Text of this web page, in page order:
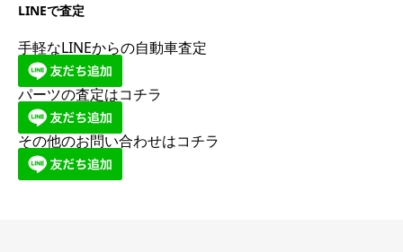
LINEで査定
手軽なLINEからの自動車査定
パーツの査定はコチラ
その他のお問い合わせはコチラ